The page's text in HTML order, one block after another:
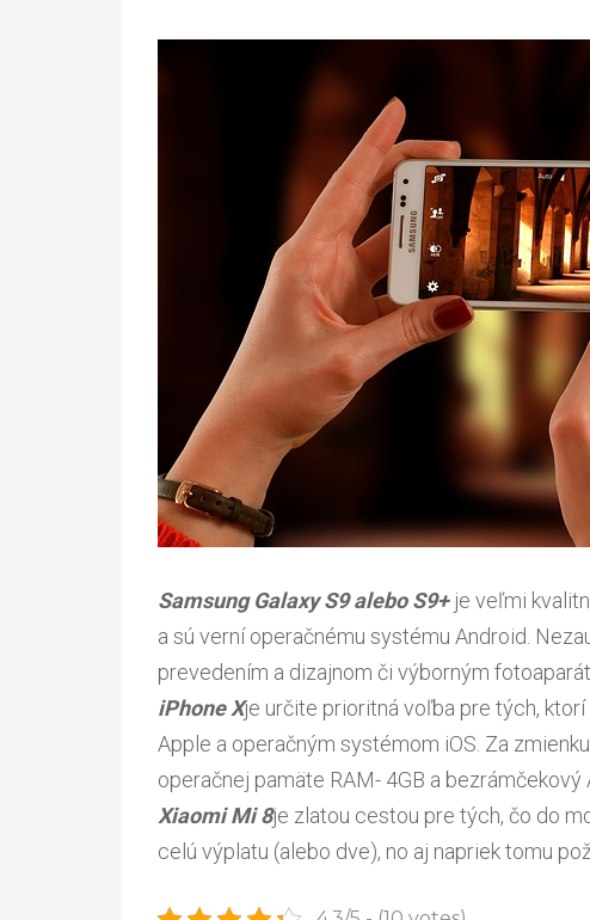
Samsung Galaxy S9 alebo S9+ je veľmi
a sú verní operačnému systému Android.
prevedením a dizajnom či výborným
iPhone Xje určite prioritná voľba pre tých,
Apple a operačným systémom iOS. Za
operačnej pamäte RAM- 4GB a bezrámčekový
Xiaomi Mi 8je zlatou cestou pre tých, čo do
celú výplatu (alebo dve), no aj napriek tomu